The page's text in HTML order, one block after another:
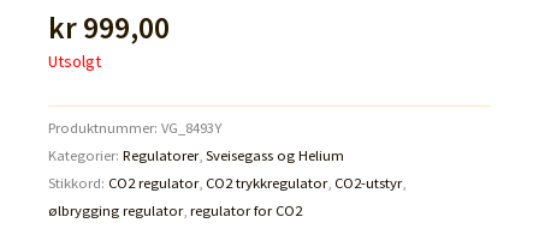
kr999,00
Utsolgt
Produktnummer: VG_8493Y
Kategorier: Regulatorer, Sveisegass og Helium
Stikkord: CO2 regulator, CO2 trykkregulator, CO2-utstyr,
ølbrygging regulator, regulator for CO2